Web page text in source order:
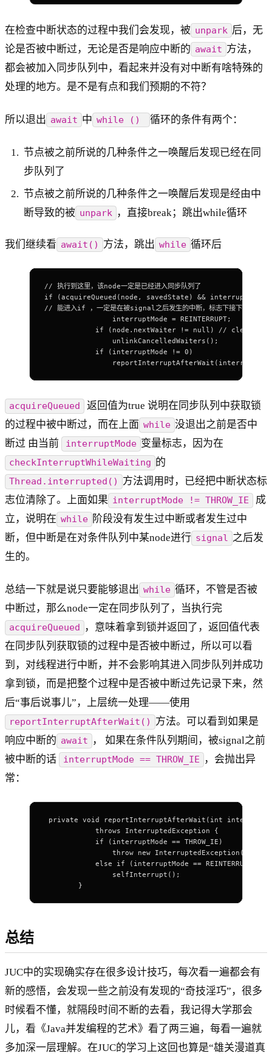
在检查中断状态的过程中我们会发现，被 unpark 后，无
论是否被中断过，无论是否是响应中断的 await 方法，
都会被加入同步队列中，看起来并没有对中断有啥特殊的
处理的地方。是不是有点和我们预期的不符？
所以退出 await 中 while () 循环的条件有两个：
节点被之前所说的几种条件之一唤醒后发现已经在同
步队列了
节点被之前所说的几种条件之一唤醒后发现是经由中
断导致的被 unpark ，直接break；跳出while循环
我们继续看 await() 方法，跳出 while 循环后
// 执行到这里，该node一定是已经进入同步队列了
if (acquireQueued(node, savedState) && interruptMode !=
// 能进入if ，一定是在被signal之后发生的中断，标志下接下来的处理
                interruptMode = REINTERRUPT;
if (node.nextWaiter != null) // clean up
                unlinkCancelledWaiters();
            if (interruptMode != 0)
acquireQueued
返回值为true 说明在同步队列中获取锁
的过程中被中断过，而在上面 while 没退出之前是否中
断过 由当前
interruptMode 变量标志，因为在
checkInterruptWhileWaiting 的
Thread.interrupted()
方法调用时，已经把中断状态标
志位清除了。上面如果 interruptMode != THROW_IE
成
立，说明在 while 阶段没有发生过中断或者发生过中
断，但中断是在对条件队列中某node进行 signal 之后发
生的。
总结一下就是说只要能够退出 while 循环，不管是否被
中断过，那么node一定在同步队列了，当执行完
acquireQueued
，意味着拿到锁并返回了，返回值代表
在同步队列获取锁的过程中是否被中断过，所以可以看
到，对线程进行中断，并不会影响其进入同步队列并成功
拿到锁，而是把整个过程中是否被中断过先记录下来，然
后“事后说事儿”，上层统一处理——使用
reportInterruptAfterWait()
方法。可以看到如果是
响应中断的 await
， 如果在条件队列期间，被signal之前
被中断的话
interruptMode == THROW_IE
，会抛出异
常：
private void reportInterruptAfterWait(int
            throws InterruptedException {
            if (interruptMode == THROW_IE)
                throw new InterruptedException();
            else if (interruptMode == REINTERRUPT)
                selfInterrupt();
        }
总结
JUC中的实现确实存在很多设计技巧，每次看一遍都会有
新的感悟，会发现一些之前没有发现的“奇技淫巧”，很多
时候看不懂，就隔段时间不断的去看，我记得大学那会
儿，看《Java并发编程的艺术》看了两三遍，每看一遍就
多加深一层理解。在JUC的学习上这回也算是“雄关漫道真